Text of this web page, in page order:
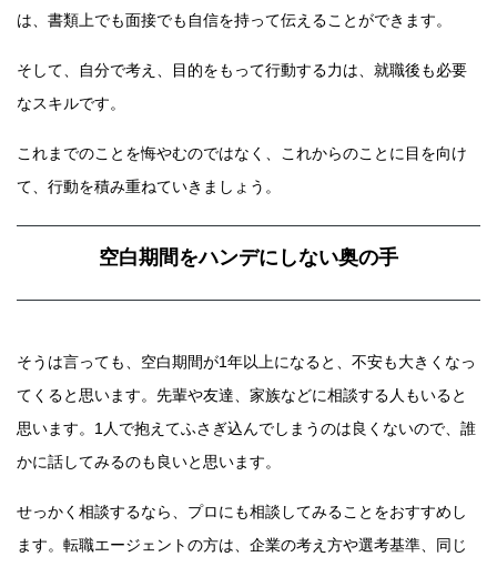
は、書類上でも面接でも自信を持って伝えることができます。
そして、自分で考え、目的をもって行動する力は、就職後も必要
なスキルです。
これまでのことを悔やむのではなく、これからのことに目を向け
て、行動を積み重ねていきましょう。
空白期間をハンデにしない奥の手
そうは言っても、空白期間が1年以上になると、不安も大きくなっ
てくると思います。先輩や友達、家族などに相談する人もいると
思います。1人で抱えてふさぎ込んでしまうのは良くないので、誰
かに話してみるのも良いと思います。
せっかく相談するなら、プロにも相談してみることをおすすめし
ます。転職エージェントの方は、企業の考え方や選考基準、同じ